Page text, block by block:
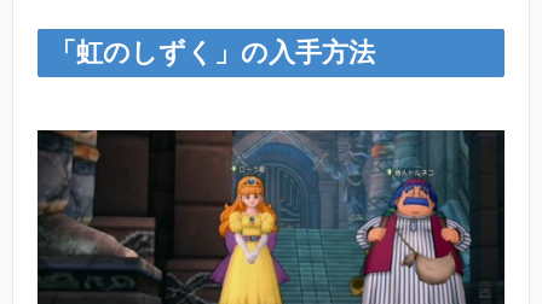
「虹のしずく」の入手方法